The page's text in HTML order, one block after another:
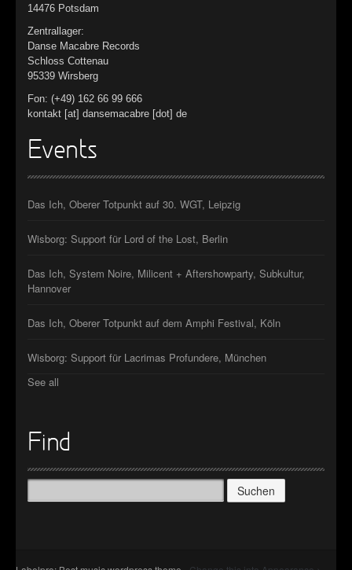
14476 Potsdam
Zentrallager:
Danse Macabre Records
Schloss Cottenau
95339 Wirsberg
Fon: (+49) 162 66 99 666
kontakt [at] dansemacabre [dot] de
Events
Das Ich, Oberer Totpunkt auf 30. WGT, Leipzig
Wisborg: Support für Lord of the Lost, Berlin
Das Ich, System Noire, Milicent + Aftershowparty, Subkultur,
Hannover
Das Ich, Oberer Totpunkt auf dem Amphi Festival, Köln
Wisborg: Support für Lacrimas Profundere, München
See all
Find
Suchen
nach: